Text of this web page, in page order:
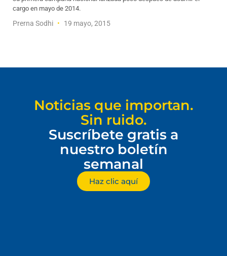
cargo en mayo de 2014.
Prerna Sodhi 19 mayo, 2015
Noticias que importan.
Sin ruido.
Suscríbete gratis a
nuestro boletín
semanal
Haz clic aquí